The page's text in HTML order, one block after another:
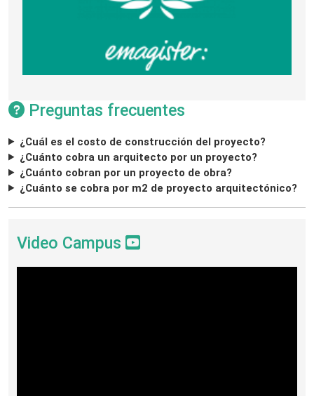
Preguntas frecuentes
¿Cuál es el costo de construcción del proyecto?
¿Cuánto cobra un arquitecto por un proyecto?
¿Cuánto cobran por un proyecto de obra?
¿Cuánto se cobra por m2 de proyecto arquitectónico?
Video Campus